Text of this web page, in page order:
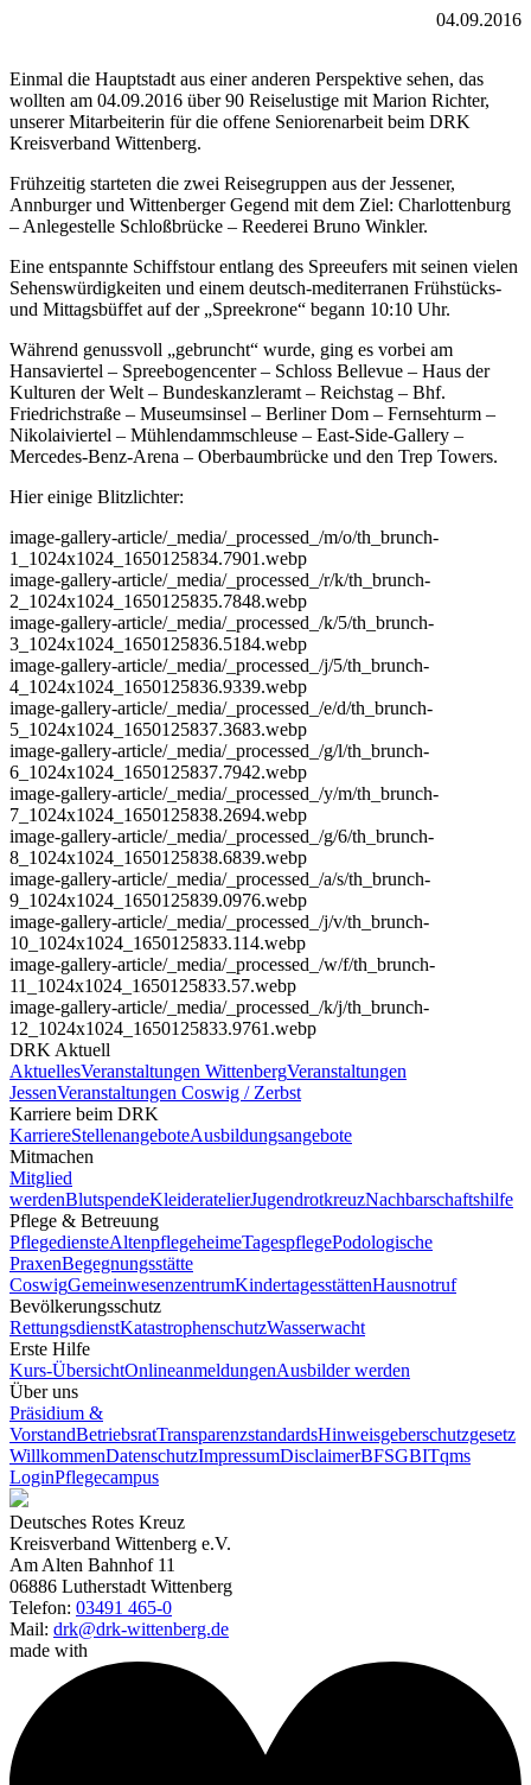
04.09.2016
Einmal die Hauptstadt aus einer anderen Perspektive sehen, das
wollten am 04.09.2016 über 90 Reiselustige mit Marion Richter,
unserer Mitarbeiterin für die offene Seniorenarbeit beim DRK
Kreisverband Wittenberg.
Frühzeitig starteten die zwei Reisegruppen aus der Jessener,
Annburger und Wittenberger Gegend mit dem Ziel: Charlottenburg
– Anlegestelle Schloßbrücke – Reederei Bruno Winkler.
Eine entspannte Schiffstour entlang des Spreeufers mit seinen vielen
Sehenswürdigkeiten und einem deutsch-mediterranen Frühstücks-
und Mittagsbüffet auf der „Spreekrone“ begann 10:10 Uhr.
Während genussvoll „gebruncht“ wurde, ging es vorbei am
Hansaviertel – Spreebogencenter – Schloss Bellevue – Haus der
Kulturen der Welt – Bundeskanzleramt – Reichstag – Bhf.
Friedrichstraße – Museumsinsel – Berliner Dom – Fernsehturm –
Nikolaiviertel – Mühlendammschleuse – East-Side-Gallery –
Mercedes-Benz-Arena – Oberbaumbrücke und den Trep Towers.
Hier einige Blitzlichter:
image-gallery-article/_media/_processed_/m/o/th_brunch-
1_1024x1024_1650125834.7901.webp
image-gallery-article/_media/_processed_/r/k/th_brunch-
2_1024x1024_1650125835.7848.webp
image-gallery-article/_media/_processed_/k/5/th_brunch-
3_1024x1024_1650125836.5184.webp
image-gallery-article/_media/_processed_/j/5/th_brunch-
4_1024x1024_1650125836.9339.webp
image-gallery-article/_media/_processed_/e/d/th_brunch-
5_1024x1024_1650125837.3683.webp
image-gallery-article/_media/_processed_/g/l/th_brunch-
6_1024x1024_1650125837.7942.webp
image-gallery-article/_media/_processed_/y/m/th_brunch-
7_1024x1024_1650125838.2694.webp
image-gallery-article/_media/_processed_/g/6/th_brunch-
8_1024x1024_1650125838.6839.webp
image-gallery-article/_media/_processed_/a/s/th_brunch-
9_1024x1024_1650125839.0976.webp
image-gallery-article/_media/_processed_/j/v/th_brunch-
10_1024x1024_1650125833.114.webp
image-gallery-article/_media/_processed_/w/f/th_brunch-
11_1024x1024_1650125833.57.webp
image-gallery-article/_media/_processed_/k/j/th_brunch-
12_1024x1024_1650125833.9761.webp
DRK Aktuell
AktuellesVeranstaltungen WittenbergVeranstaltungen
JessenVeranstaltungen Coswig / Zerbst
Karriere beim DRK
KarriereStellenangeboteAusbildungsangebote
Mitmachen
Mitglied
werdenBlutspendeKleideratelierJugendrotkreuzNachbarschaftshilfe
Pflege & Betreuung
PflegediensteAltenpflegeheimeTagespflegePodologische
PraxenBegegnungsstätte
CoswigGemeinwesenzentrumKindertagesstättenHausnotruf
Bevölkerungsschutz
RettungsdienstKatastrophenschutzWasserwacht
Erste Hilfe
Kurs-ÜbersichtOnlineanmeldungenAusbilder werden
Über uns
Präsidium &
VorstandBetriebsratTransparenzstandardsHinweisgeberschutzgesetz
WillkommenDatenschutzImpressumDisclaimerBFSGBITqms
LoginPflegecampus
Deutsches Rotes Kreuz
Kreisverband Wittenberg e.V.
Am Alten Bahnhof 11
06886 Lutherstadt Wittenberg
Telefon: 03491 465-0
Mail: drk@drk-wittenberg.de
made with